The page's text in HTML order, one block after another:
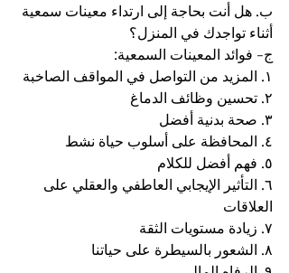
ب. هل أنت بحاجة إلى ارتداء معينات سمعية
أثناء تواجدك في المنزل؟
ج- فوائد المعينات السمعية:
١. المزيد من التواصل في المواقف الصاخبة
٢. تحسين وظائف الدماغ
٣. صحة بدنية أفضل
٤. المحافظة على أسلوب حياة نشط
٥. فهم أفضل للكلام
٦. التأثير الإيجابي العاطفي والعقلي على
العلاقات
٧. زيادة مستويات الثقة
٨. الشعور بالسيطرة على حياتنا